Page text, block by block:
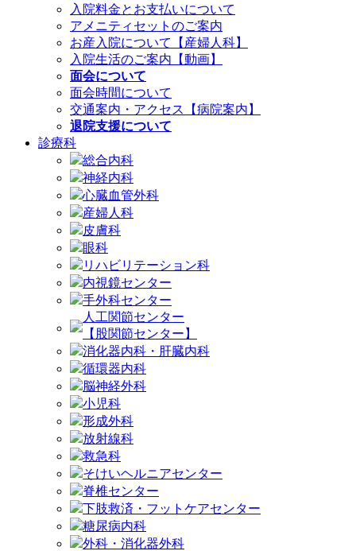
入院料金とお支払いについて
アメニティセットのご案内
お産入院について【産婦人科】
入院生活のご案内【動画】
面会について
面会時間について
交通案内・アクセス【病院案内】
退院支援について
診療科
総合内科
神経内科
心臓血管外科
産婦人科
皮膚科
眼科
リハビリテーション科
内視鏡センター
手外科センター
人工関節センター
【股関節センター】
消化器内科・肝臓内科
循環器内科
脳神経外科
小児科
形成外科
放射線科
救急科
そけいヘルニアセンター
脊椎センター
下肢救済・フットケアセンター
糖尿病内科
外科・消化器外科